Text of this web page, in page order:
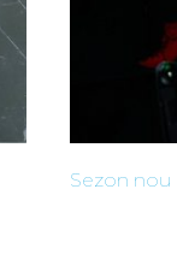
Sezon